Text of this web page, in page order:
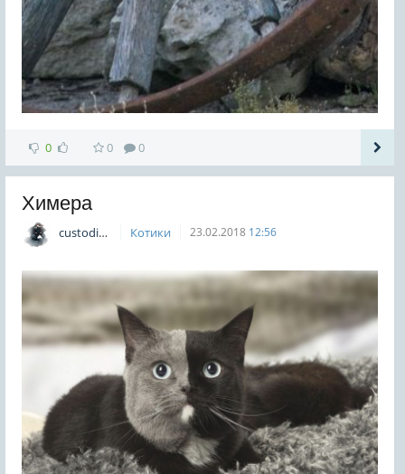
0 0 0
Химера
custodian Котики 23.02.2018 12:56